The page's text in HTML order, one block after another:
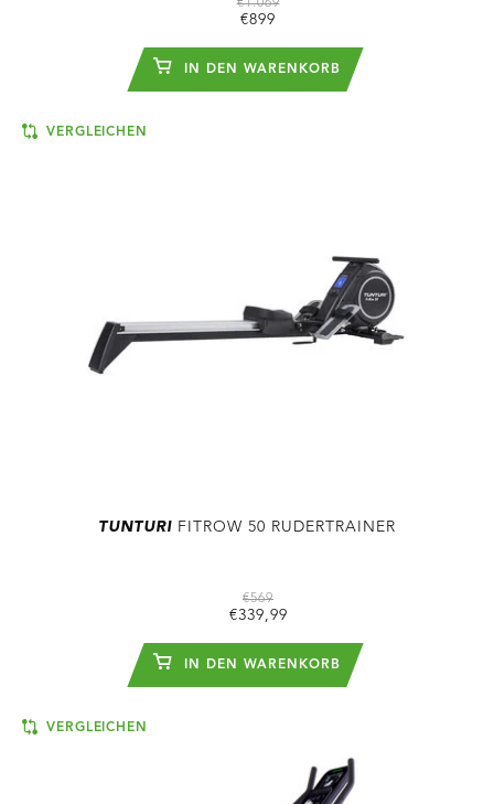
€1.069
€899
IN DEN WARENKORB
VERGLEICHEN
TUNTURI FITROW 50 RUDERTRAINER
€569
€339,99
IN DEN WARENKORB
VERGLEICHEN